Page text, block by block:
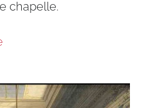
chapelle.​